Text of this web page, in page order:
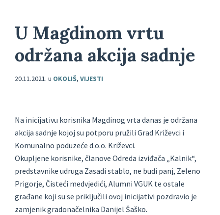
U Magdinom vrtu
održana akcija sadnje
20.11.2021. u OKOLIŠ, VIJESTI
Na inicijativu korisnika Magdinog vrta danas je održana
akcija sadnje kojoj su potporu pružili Grad Križevci i
Komunalno poduzeće d.o.o. Križevci.
Okupljene korisnike, članove Odreda izviđača „Kalnik“,
predstavnike udruga Zasadi stablo, ne budi panj, Zeleno
Prigorje, Čisteći medvjedići, Alumni VGUK te ostale
građane koji su se priključili ovoj inicijativi pozdravio je
zamjenik gradonačelnika Danijel Šaško.